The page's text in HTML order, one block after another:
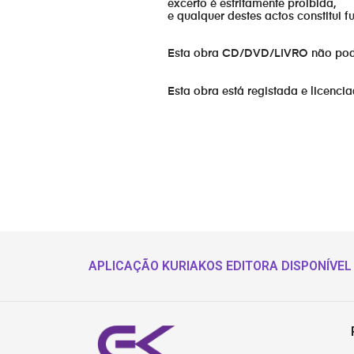
17. Triunfo Sonoro - Nao ha limites
18. True sound - Sorrir e ser feliz
19. Da SouldJazz - Nós vamos
excerto é estritamente proibida,
e qualquer destes actos constitui
Esta obra CD/DVD/LIVRO não
Esta obra está registada e
APLICAÇÃO KURIAKOS EDITORA DISPONÍVEL